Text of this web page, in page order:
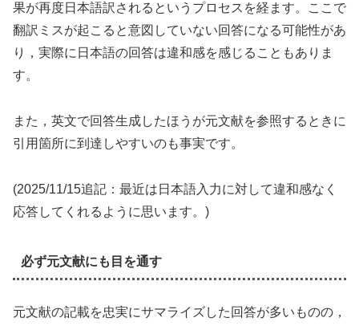
果が再度日本語訳されるというプロセスを経ます。ここで
翻訳ミスが起こると意図していない回答になる可能性があ
り，実際に日本語の回答は違和感を感じることもありま
す。
また，英文で回答生成したほうが元文献を参照するときに
引用箇所に到達しやすいのも事実です。
(2025/11/15追記：最近は日本語入力に対して違和感なく
応答してくれるように思います。)
必ず元文献にも目を通す
元文献の記載を忠実にサマライズした回答が多いものの，